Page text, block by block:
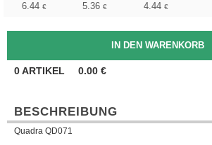
6.44 € 5.36 € 4.44 €
0ARTIKEL 0.00 €
BESCHREIBUNG
Quadra QD071